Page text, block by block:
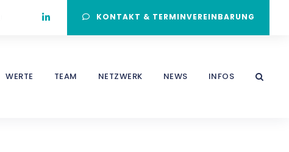
KONTAKT & TERMINVEREINBARUNG
WERTE TEAM NETZWERK NEWS INFOS